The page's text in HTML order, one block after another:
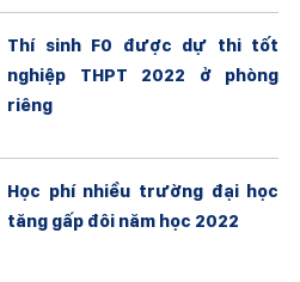
Thí sinh F0 được dự thi tốt
nghiệp THPT 2022 ở phòng
riêng
Học phí nhiều trường đại học
tăng gấp đôi năm học 2022